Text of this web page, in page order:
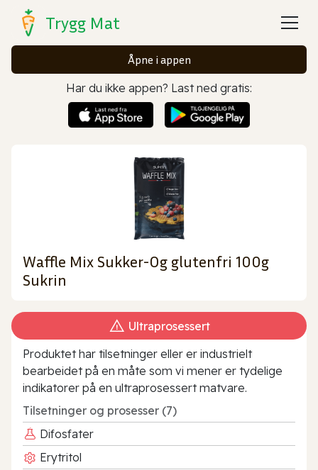
Trygg Mat
Åpne i appen
Har du ikke appen? Last ned gratis:
Waffle Mix Sukker-Og glutenfri 100g
Sukrin
Ultraprosessert
Produktet har tilsetninger eller er industrielt
bearbeidet på en måte som vi mener er tydelige
indikatorer på en ultraprosessert matvare.
Tilsetninger og prosesser (7)
Difosfater
Erytritol